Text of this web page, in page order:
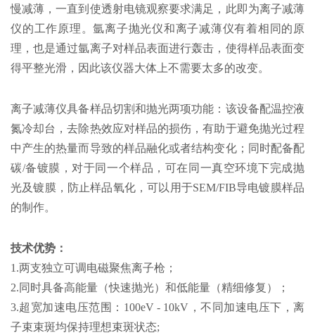
慢减薄，一直到使透射电镜观察要求满足，此即为离子减薄
仪的工作原理。氩离子抛光仪和离子减薄仪有着相同的原
理，也是通过氩离子对样品表面进行轰击，使得样品表面变
得平整光滑，因此该仪器大体上不需要太多的改变。
离子减薄仪具备样品切割和抛光两项功能：该设备配温控液
氮冷却台，去除热效应对样品的损伤，有助于避免抛光过程
中产生的热量而导致的样品融化或者结构变化；同时配备配
碳/备镀膜，对于同一个样品，可在同一真空环境下完成抛
光及镀膜，防止样品氧化，可以用于SEM/FIB导电镀膜样品
的制作。
技术优势：
1.两支独立可调电磁聚焦离子枪；
2.同时具备高能量（快速抛光）和低能量（精细修复）；
3.超宽加速电压范围：100eV - 10kV，不同加速电压下，离
子束束斑均保持理想束斑状态;